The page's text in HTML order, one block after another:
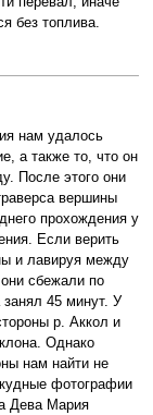
без топлива.
нам удалось
а также то, что он
После этого они
вершины
прохождения у
Если верить
и лавируя между
сбежали по
45 минут. У
р. Аккол и
Однако
нам найти не
фотографии
Дева Мария